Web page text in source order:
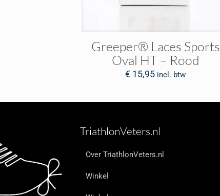
Greeper® Laces Sports
Oval HT – Rood
€ 15,95 incl. btw
TriathlonVeters.nl
Over TriathlonVeters.nl
Winkel